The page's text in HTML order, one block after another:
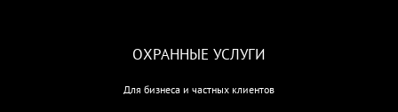
ОХРАННЫЕ УСЛУГИ
Для бизнеса и частных клиентов